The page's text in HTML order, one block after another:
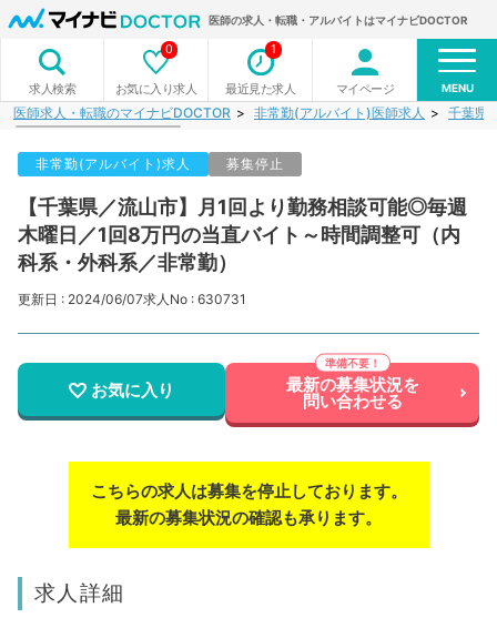
医師の求人・転職・アルバイトはマイナビDOCTOR
求人検索 お気に入り求人
0
最近見た求人
1
マイページ MENU
医師求人・転職のマイナビDOCTOR 非常勤(アルバイト)医師求人 千葉県
非常勤(アルバイト)求人 募集停止
【千葉県／流山市】月1回より勤務相談可能◎毎週
木曜日／1回8万円の当直バイト～時間調整可（内
科系・外科系／非常勤）
更新日 : 2024/06/07求人No : 630731
お気に入り 最新の募集状況を
問い合わせる
こちらの求人は募集を停止しております。
最新の募集状況の確認も承ります。
求人詳細